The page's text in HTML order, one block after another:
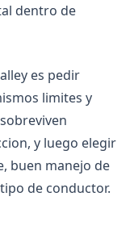
dentro de
es pedir
limites y
y luego elegir
buen manejo de
de conductor.